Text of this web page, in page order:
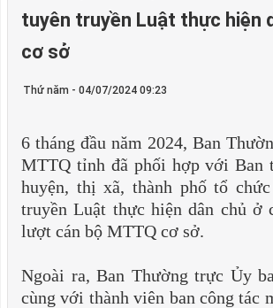
tuyên truyền Luật thực hiện
cơ sở
Thứ năm - 04/07/2024 09:23
6 tháng đầu năm 2024, Ban
MTTQ tỉnh đã phối hợp với Ban
huyện, thị xã, thành phố tổ
truyền Luật thực hiện dân chủ ở
lượt cán bộ MTTQ cơ sở.
Ngoài ra, Ban Thường trực Ủy
cùng với thành viên ban công tác